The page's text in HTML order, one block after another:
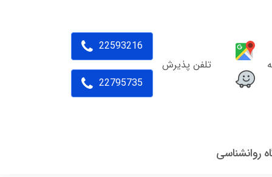
تلفن پذیرش
22593216
22795735
روانشناسی